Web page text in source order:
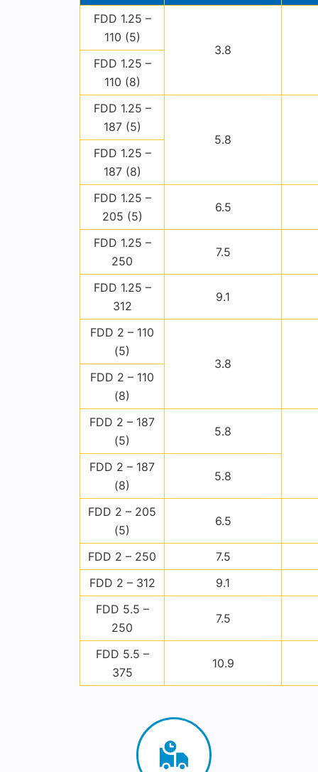
FDD 1.25 –
110 (5)
3.8
FDD 1.25 –
110 (8)
FDD 1.25 –
187 (5)
5.8
FDD 1.25 –
187 (8)
FDD 1.25 –
205 (5)
6.5
FDD 1.25 –
250
7.5
FDD 1.25 –
312
9.1
FDD 2 – 110
(5)
3.8
FDD 2 – 110
(8)
FDD 2 – 187
(5)
5.8
FDD 2 – 187
(8)
5.8
FDD 2 – 205
(5)
6.5
FDD 2 – 250 7.5
FDD 2 – 312
9.1
FDD 5.5 –
250
7.5
FDD 5.5 –
375
10.9